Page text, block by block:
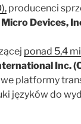
producenci
Devices,
ponad 5,4
Inc.
platformy
języków do